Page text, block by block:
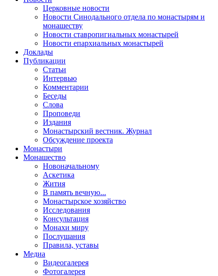
Церковные новости
Новости Синодального отдела по монастырям и
монашеству
Новости ставропигиальных монастырей
Новости епархиальных монастырей
Доклады
Публикации
Статьи
Интервью
Комментарии
Беседы
Слова
Проповеди
Издания
Монастырский вестник. Журнал
Обсуждение проекта
Монастыри
Монашество
Новоначальному
Аскетика
Жития
В память вечную...
Монастырское хозяйство
Исследования
Консультация
Монахи миру
Послушания
Правила, уставы
Медиа
Видеогалерея
Фотогалерея